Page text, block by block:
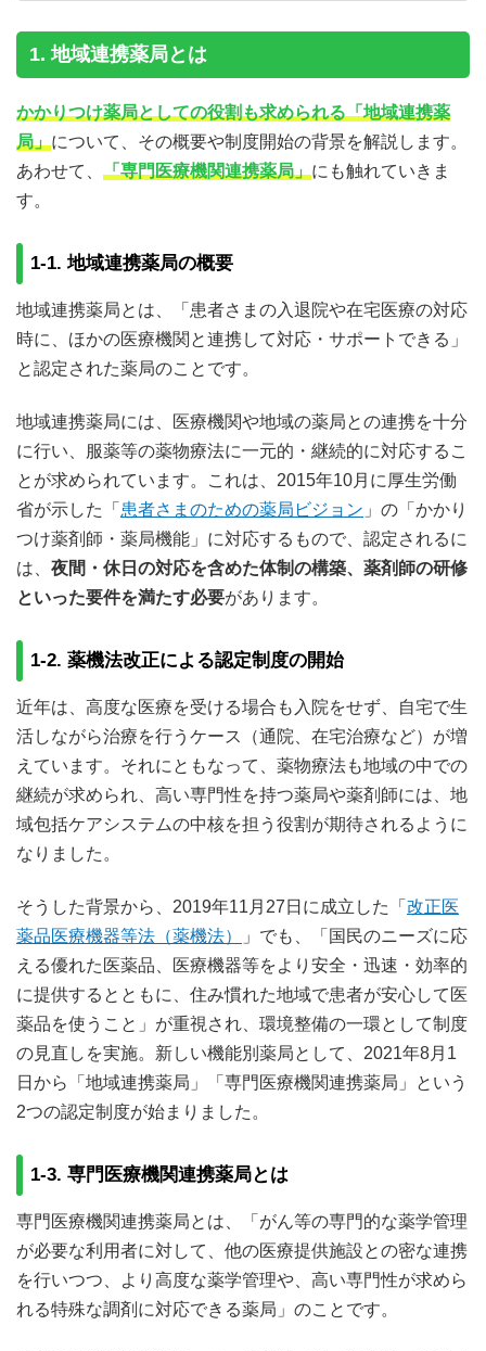
2-3. 調剤及び薬剤の販売業務体制
2-4. 居宅等での調剤及び指導を行う体制
3. 「かかりつけ薬剤師・薬局」との関係
4. 地域連携薬局に求められる役割
5. まとめ
1. 地域連携薬局とは
かかりつけ薬局としての役割も求められる「地域連携薬
局」について、その概要や制度開始の背景を解説します。
あわせて、 「専門医療機関連携薬局」にも触れていきま
す。
1-1. 地域連携薬局の概要
地域連携薬局とは、「患者さまの入退院や在宅医療の対応
時に、ほかの医療機関と連携して対応・サポートできる」
と認定された薬局のことです。
地域連携薬局には、医療機関や地域の薬局との連携を十分
に行い、服薬等の薬物療法に一元的・継続的に対応するこ
とが求められています。これは、2015年10月に厚生労働
省が示した「 患者さまのための薬局ビジョン 」の「かかり
つけ薬剤師・薬局機能」に対応するもので、認定されるに
は、 夜間・休日の対応を含めた体制の構築、薬剤師の研修
といった要件を満たす必要があります。
1-2. 薬機法改正による認定制度の開始
近年は、高度な医療を受ける場合も入院をせず、自宅で生
活しながら治療を行うケース（通院、在宅治療など）が増
えています。それにともなって、薬物療法も地域の中での
継続が求められ、高い専門性を持つ薬局や薬剤師には、地
域包括ケアシステムの中核を担う役割が期待されるように
なりました。
そうした背景から、2019年11月27日に成立した「 改正医
薬品医療機器等法（薬機法）
」でも、「国民のニーズに応
える優れた医薬品、医療機器等をより安全・迅速・効率的
に提供するとともに、住み慣れた地域で患者が安心して医
薬品を使うこと」が重視され、環境整備の一環として制度
の見直しを実施。新しい機能別薬局として、2021年8月1
日から「地域連携薬局」「専門医療機関連携薬局」という
2つの認定制度が始まりました。
1-3. 専門医療機関連携薬局とは
専門医療機関連携薬局とは、「がん等の専門的な薬学管理
が必要な利用者に対して、他の医療提供施設との密な連携
を行いつつ、より高度な薬学管理や、高い専門性が求めら
れる特殊な調剤に対応できる薬局」のことです。